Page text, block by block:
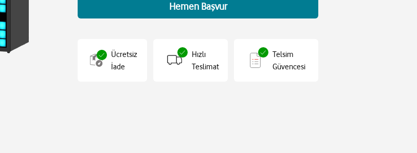
Hemen Başvur
Ücretsiz
İade
Hızlı
Teslimat
Telsim
Güvencesi